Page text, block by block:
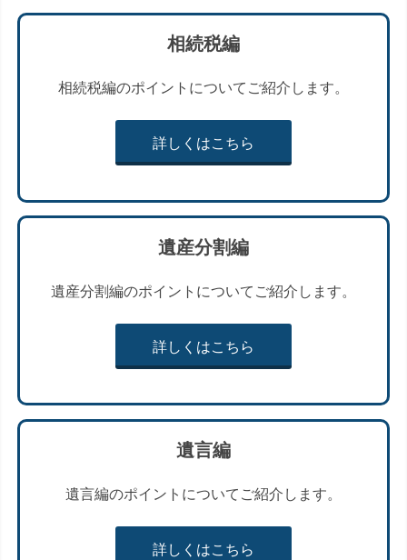
相続税編
相続税編のポイントについてご紹介します。
詳しくはこちら
遺産分割編
遺産分割編のポイントについてご紹介します。
詳しくはこちら
遺言編
遺言編のポイントについてご紹介します。
詳しくはこちら